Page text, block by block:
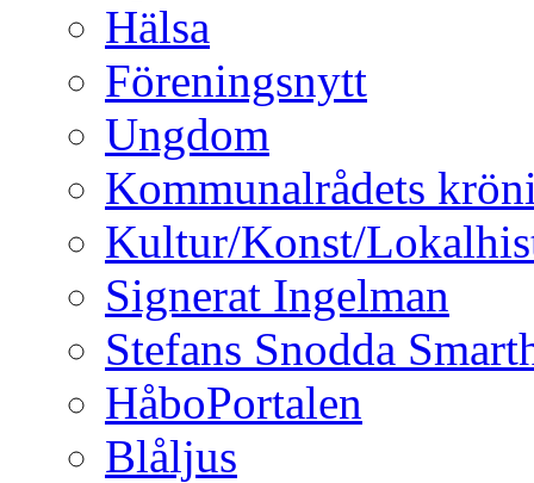
Hälsa
Föreningsnytt
Ungdom
Kommunalrådets
Kultur/Konst/
Signerat Ingelman
Stefans Snodda
HåboPortalen
Blåljus